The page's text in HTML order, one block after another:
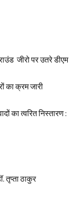
जीरो पर उतरे डीएम
का क्रम जारी
का त्वरित निस्तारण :
तृप्ता ठाकुर